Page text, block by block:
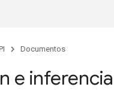
Documentos
e